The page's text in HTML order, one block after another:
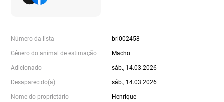
Número da lista brl002458
Gênero do animal de estimação Macho
Adicionado sáb., 14.03.2026
Desaparecido(a) sáb., 14.03.2026
Nome do proprietário Henrique